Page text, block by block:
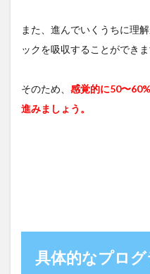
また、進んでいくうちに理
ックを吸収することができま
そのため、 感覚的に50〜
進みましょう。
具体的なプロ